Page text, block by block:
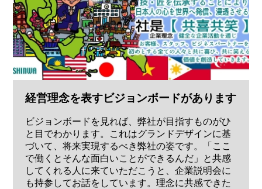
経営理念を表すビジョンボードがあります
ビジョンボードを見れば、弊社が目指すものがひ
と目でわかります。これはグランドデザインに基
づいて、将来実現するべき弊社の姿です。「ここ
で働くとそんな面白いことができるんだ」と共感
してくれる人に来ていただこうと、企業説明会に
も持参してお話をしています。理念に共感できた